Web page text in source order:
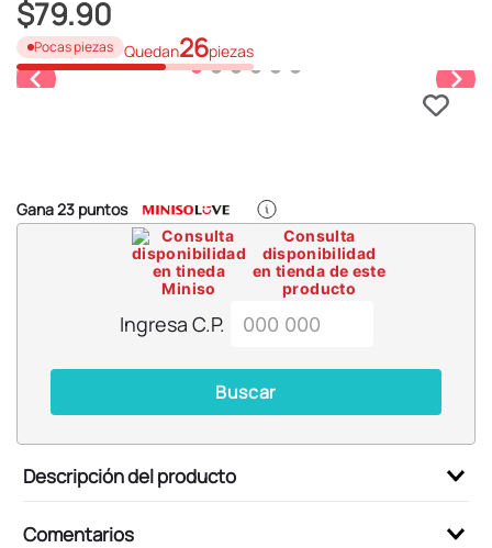
$79.90
Pocas piezas Quedan26piezas
Gana23 puntos
Consulta
disponibilidad
en tienda de este
producto
Ingresa C.P.
Buscar
Descripción del producto
Comentarios
4.
osito cariñosito
5.
blind box
9.
toy story